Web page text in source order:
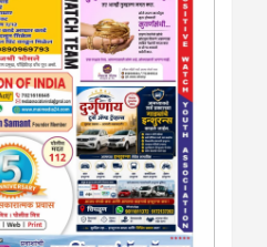
आवृत्तीसाठी जाहिराती स्विकारल्या
तुम्हीही तुमच्या नाेटीस द्या. बँक,
वाजवी दरात आम्ही
9420939699